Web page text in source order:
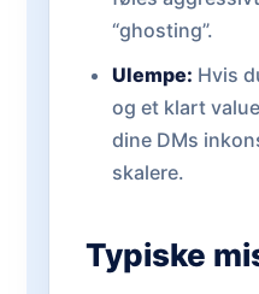
“ghosting”.
Ulempe: Hvis
og et klart
dine DMs
skalere.
Typiske